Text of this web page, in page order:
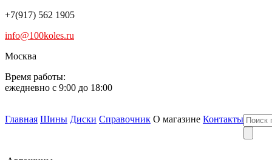
+7(917) 562 1905
info@100koles.ru
Москва
Время работы:
ежедневно с 9:00 до 18:00
Главная Шины Диски Справочник О магазине Контакты